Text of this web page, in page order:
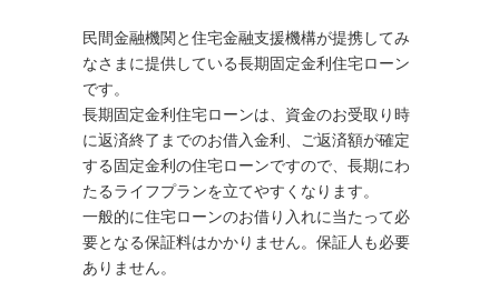
民間金融機関と住宅金融支援機構が提携してみ
なさまに提供している長期固定金利住宅ローン
です。
長期固定金利住宅ローンは、資金のお受取り時
に返済終了までのお借入金利、ご返済額が確定
する固定金利の住宅ローンですので、長期にわ
たるライフプランを立てやすくなります。
一般的に住宅ローンのお借り入れに当たって必
要となる保証料はかかりません。保証人も必要
ありません。